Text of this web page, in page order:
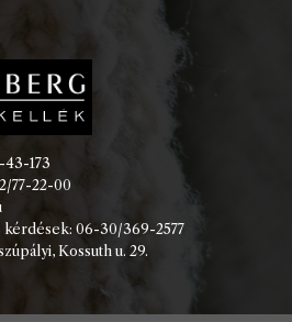
173
77-22-00
kérdések: 06-30/369-2577
Kossuth u. 29.